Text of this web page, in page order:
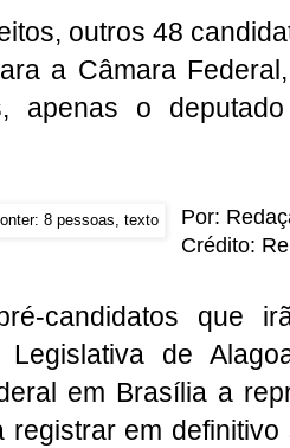
outros 48
a Câmara
apenas o
Por:
Crédito:
candidatos que
Legislativa de
em Brasília a
registrar em